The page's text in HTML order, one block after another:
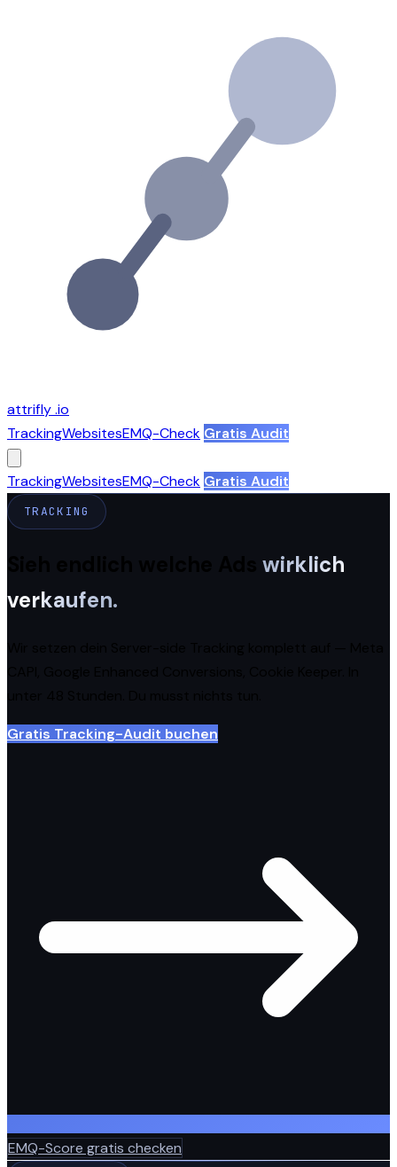
attrifly.io
TrackingWebsitesEMQ-Check Gratis Audit
TrackingWebsitesEMQ-Check Gratis Audit
TRACKING
wirklich
verkaufen.
Gratis Tracking-Audit buchen
EMQ-Score gratis checken